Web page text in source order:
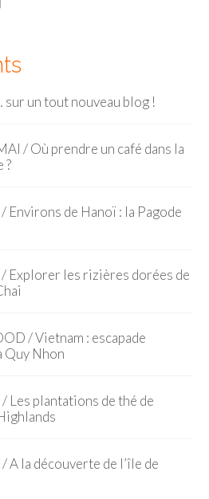
un tout nouveau blog !
/ Où prendre un café dans la
?
Environs de Hanoï : la Pagode
Explorer les rizières dorées de
/ Vietnam : escapade
Quy Nhon
Les plantations de thé de
A la découverte de l’île de